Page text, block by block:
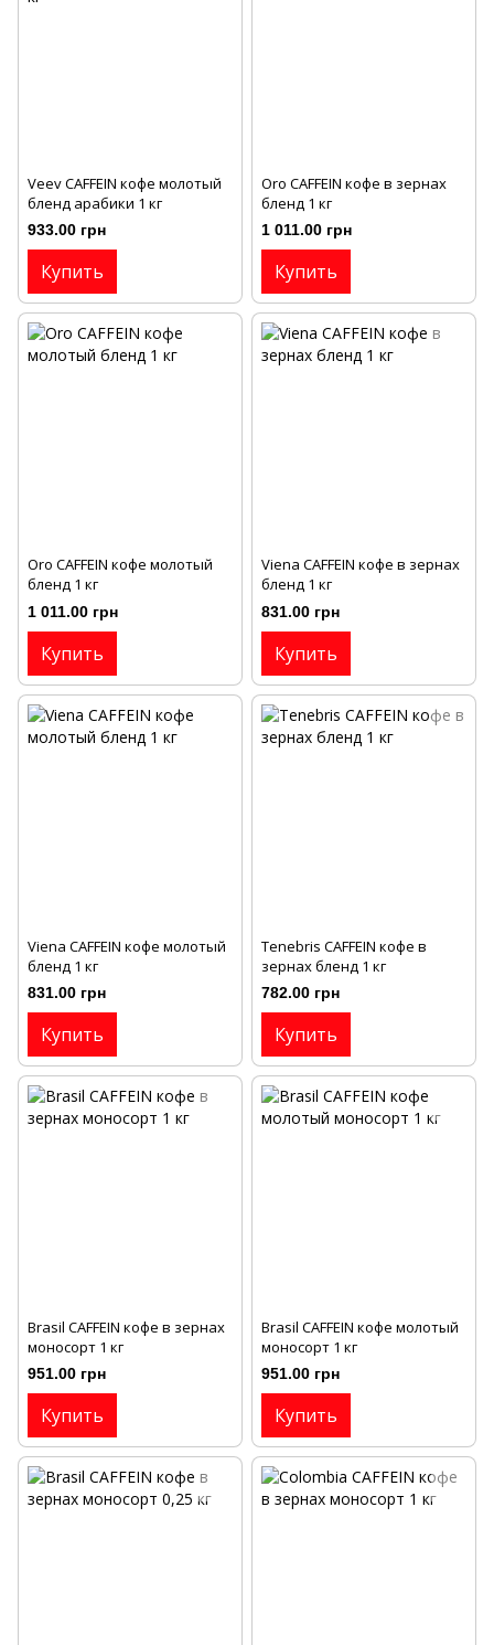
Veev CAFFEIN кофе молотый
бленд арабики 1 кг
933.00 грн
Купить
Oro CAFFEIN кофе в зернах
бленд 1 кг
1 011.00 грн
Купить
Oro CAFFEIN кофе молотый
бленд 1 кг
1 011.00 грн
Купить
Viena CAFFEIN кофе в зернах
бленд 1 кг
831.00 грн
Купить
Viena CAFFEIN кофе молотый
бленд 1 кг
831.00 грн
Купить
Тenebris CAFFEIN кофе в
зернах бленд 1 кг
782.00 грн
Купить
Brasil CAFFEIN кофе в зернах
моносорт 1 кг
951.00 грн
Купить
Brasil CAFFEIN кофе молотый
моносорт 1 кг
951.00 грн
Купить